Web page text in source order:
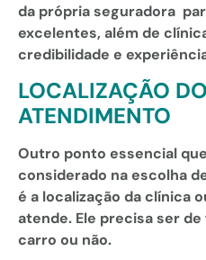
da própria seguradora
excelentes, além de
credibilidade e
LOCALIZAÇÃO
ATENDIMENTO
Outro ponto essencial
considerado na escolha
é a localização da clínica
atende. Ele precisa ser
carro ou não.